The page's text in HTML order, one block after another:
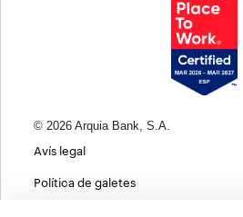
© 2026 Arquia Bank, S.A.
Avís legal
Política de galetes